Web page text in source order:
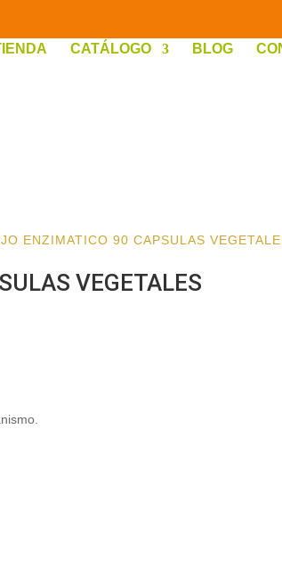
CATÁLOGO BLOG
ENZIMATICO 90 CAPSULAS
VEGETALES